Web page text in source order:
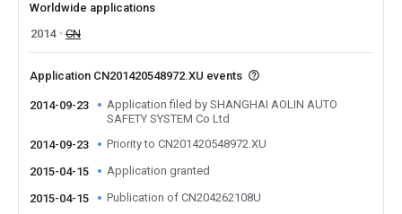
Worldwide applications
2014
CN
Application CN201420548972.XU events
2014-09-23
Application filed by SHANGHAI AOLIN AUTO
SAFETY SYSTEM Co Ltd
2014-09-23
Priority to CN201420548972.XU
2015-04-15 Application granted
2015-04-15 Publication of CN204262108U